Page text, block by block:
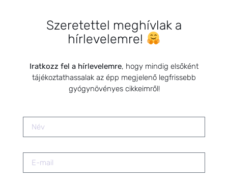
HÍRLEVÉL FELIRATKOZÁS
Hozzájárulok, hogy az
Adatkezelési tájékoztatóban
Szeretettel meghívlak a
hírlevelemre!
Iratkozz fel a hírlevelemre, hogy mindig elsőként
tájékoztathassalak az épp megjelenő legfrissebb
gyógynövényes cikkeimről!